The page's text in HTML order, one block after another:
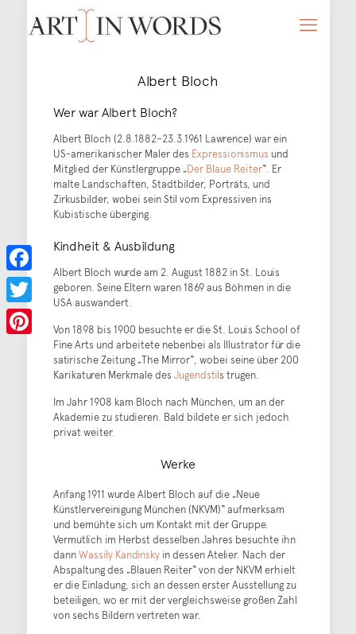
Albert Bloch
Wer war Albert Bloch?
Albert Bloch (2.8.1882–23.3.1961 Lawrence) war ein
US-amerikanischer Maler des Expressionismus und
Mitglied der Künstlergruppe „Der Blaue Reiter“. Er
malte Landschaften, Stadtbilder, Porträts, und
Zirkusbilder, wobei sein Stil vom Expressiven ins
Kubistische überging.
Kindheit & Ausbildung
Albert Bloch wurde am 2. August 1882 in St. Louis
geboren. Seine Eltern waren 1869 aus Böhmen in die
USA auswandert.
Von 1898 bis 1900 besuchte er die St. Louis School of
Fine Arts und arbeitete nebenbei als Illustrator für die
satirische Zeitung „The Mirror“, wobei seine über 200
Karikaturen Merkmale des Jugendstils trugen.
Im Jahr 1908 kam Bloch nach München, um an der
Akademie zu studieren. Bald bildete er sich jedoch
privat weiter.
Werke
Anfang 1911 wurde Albert Bloch auf die „Neue
Künstlervereinigung München (NKVM)“ aufmerksam
und bemühte sich um Kontakt mit der Gruppe.
Vermutlich im Herbst desselben Jahres besuchte ihn
dannWassily Kandinskyin dessen Atelier. Nach der
Abspaltung des „Blauen Reiter“ von der NKVM erhielt
er die Einladung, sich an dessen erster Ausstellung zu
beteiligen, wo er mit der vergleichsweise großen Zahl
von sechs Bildern vertreten war.
Facebook
Twitter